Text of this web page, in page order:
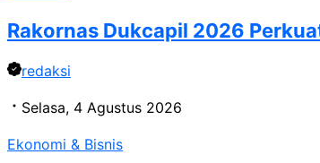
Rakornas Dukcapil 2026
redaksi
Selasa, 4 Agustus 2026
Ekonomi & Bisnis